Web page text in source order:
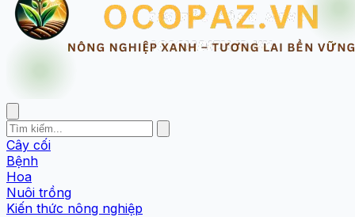
Cây cối
Bệnh
Hoa
Nuôi trồng
Kiến thức nông nghiệp